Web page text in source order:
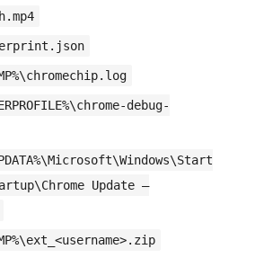
debug-
Update –